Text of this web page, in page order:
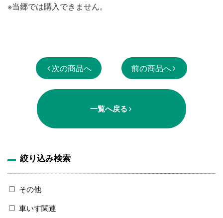
※当郷では購入できません。
次の商品へ 前の商品へ
一覧へ戻る
絞り込み検索
その他
車いす関連